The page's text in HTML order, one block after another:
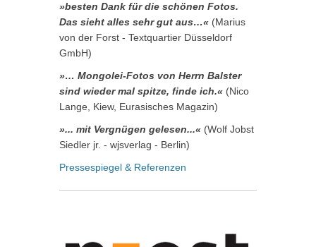
»besten Dank für die schönen Fotos.
Das sieht alles sehr gut aus…« (Marius
von der Forst - Textquartier Düsseldorf
GmbH)
»… Mongolei-Fotos von Herrn Balster
sind wieder mal spitze, finde ich.« (Nico
Lange, Kiew, Eurasisches Magazin)
»... mit Vergnügen gelesen...« (Wolf Jobst
Siedler jr. - wjsverlag - Berlin)
Pressespiegel & Referenzen